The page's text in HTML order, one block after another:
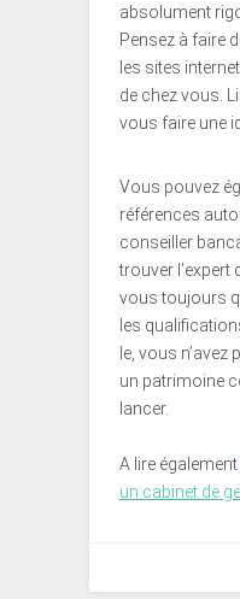
absolument
Pensez à faire
les sites
de chez vous.
vous faire une
Vous pouvez
références
conseiller
trouver l’expert
vous toujours
les
le, vous
un patrimoine
lancer.
A lire également
un cabinet de